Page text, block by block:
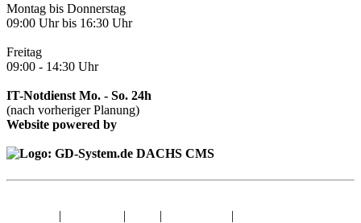
Montag bis Donnerstag
09:00 Uhr bis 16:30 Uhr
Freitag
09:00 - 14:30 Uhr
IT-Notdienst Mo. - So. 24h
(nach vorheriger Planung)
Website powered by
| | | |